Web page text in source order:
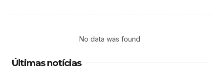
No data was found
Últimas notícias